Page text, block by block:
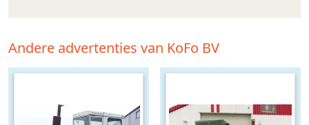
Andere advertenties van KoFo BV